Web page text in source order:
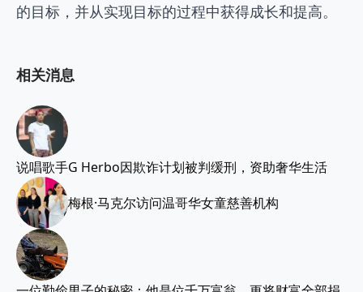
的目标，并从实现目标的过程中获得成长和提高。
相关消息
说唱歌手G Herbo因欺诈计划被判缓刑，资助奢华生活
梅根·马克尔访问温哥华女童慈善机构